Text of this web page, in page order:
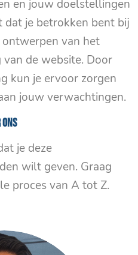
en jouw doelstellingen
dat je betrokken bent bij
van het
de website. Door
kun je ervoor zorgen
jouw verwachtingen.
ons
je deze
wilt geven. Graag
proces van A tot Z.